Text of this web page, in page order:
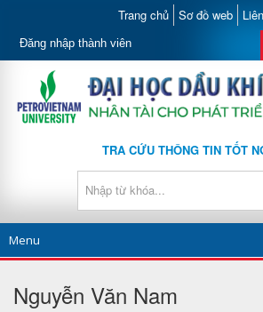
Trang chủ Sơ đồ web
Đăng nhập thành viên
TRA CỨU THÔNG TIN TỐT
Menu
Nguyễn Văn Nam